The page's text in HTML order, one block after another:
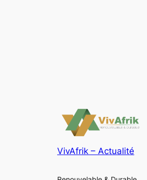
VivAfrik – Actualité